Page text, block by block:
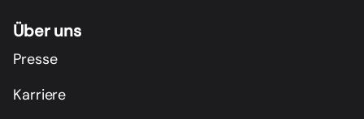
Über uns
Presse
Karriere